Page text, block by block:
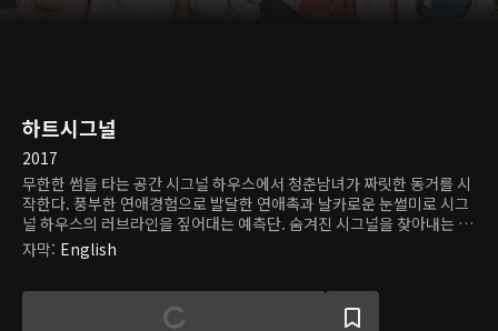
하트시그널
2017
무한한 썸을 타는 공간 시그널 하우스에서 청춘남녀가 짜릿한 동거를 시
작한다. 풍부한 연애경험으로 발달한 연애촉과 날카로운 눈썰미로 시그
널 하우스의 러브라인을 짚어대는 예측단. 숨겨진 시그널을 찾아내는 흥
미로운 러브 서스펜스가 시작된다!.
자막: English